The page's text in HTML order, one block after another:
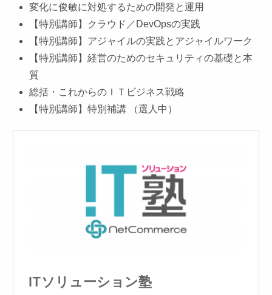
変化に俊敏に対処するための開発と運用
【特別講師】クラウド／DevOpsの実践
【特別講師】アジャイルの実践とアジャイルワーク
【特別講師】経営のためのセキュリティの基礎と本
質
総括・これからのＩＴビジネス戦略
【特別講師】特別補講 （選人中）